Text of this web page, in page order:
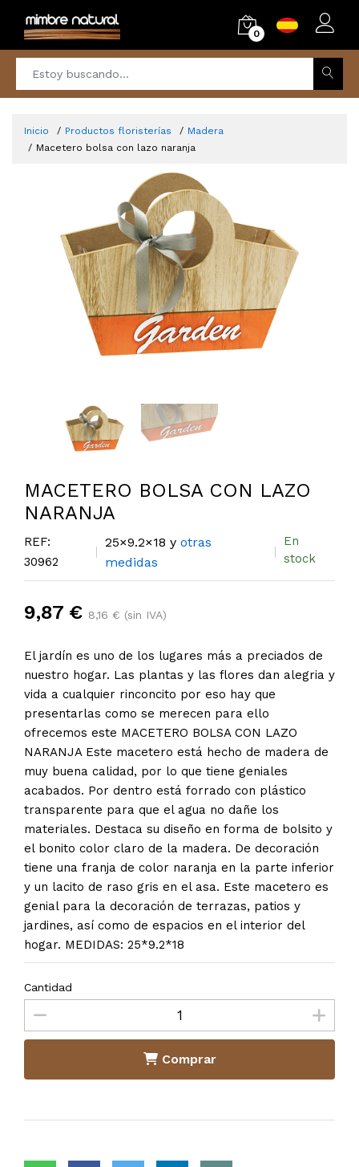
0
Inicio Productos floristerías
Madera
Macetero bolsa con lazo naranja
MACETERO BOLSA CON LAZO
NARANJA
REF:
30962
25×9.2×18 y otras
medidas
En
stock
9,87 € 8,16 € (sin IVA)
El jardín es uno de los lugares más a preciados de
nuestro hogar. Las plantas y las flores dan alegria y
vida a cualquier rinconcito por eso hay que
presentarlas como se merecen para ello
ofrecemos este MACETERO BOLSA CON LAZO
NARANJA Este macetero está hecho de madera de
muy buena calidad, por lo que tiene geniales
acabados. Por dentro está forrado con plástico
transparente para que el agua no dañe los
materiales. Destaca su diseño en forma de bolsito y
el bonito color claro de la madera. De decoración
tiene una franja de color naranja en la parte inferior
y un lacito de raso gris en el asa. Este macetero es
genial para la decoración de terrazas, patios y
jardines, así como de espacios en el interior del
hogar. MEDIDAS: 25*9.2*18
Cantidad
Comprar